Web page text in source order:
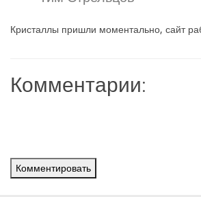
Кристаллы пришли моментально, сайт
Комментарии:
Комментировать